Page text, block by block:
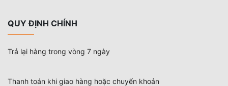
QUY ĐỊNH CHÍNH
Trả lại hàng trong vòng 7 ngày
Thanh toán khi giao hàng hoặc chuyển khoản